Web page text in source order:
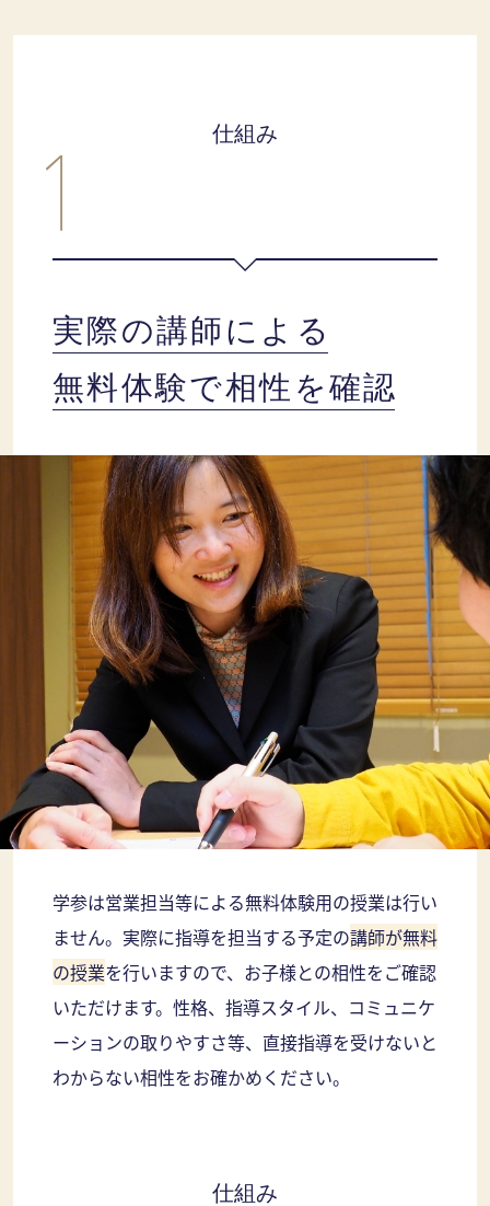
仕組み
実際の講師による
無料体験で相性を確認
学参は営業担当等による無料体験用の授業は行い
ません。実際に指導を担当する予定の講師が無料
の授業を行いますので、お子様との相性をご確認
いただけます。性格、指導スタイル、コミュニケ
ーションの取りやすさ等、直接指導を受けないと
わからない相性をお確かめください。
仕組み